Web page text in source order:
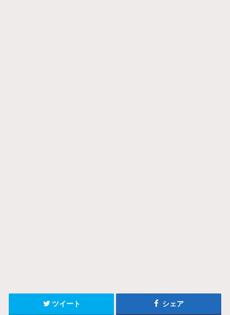
ツイート シェア